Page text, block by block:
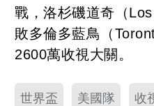
戰，洛杉磯道奇（
敗多倫多藍鳥（
2600萬收視大關。
世界盃 美國隊 收